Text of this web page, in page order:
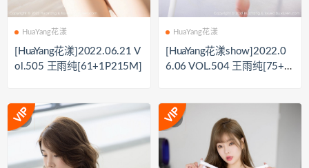
HuaYang花漾
[HuaYang花漾]2022.06.21 V
ol.505 王雨纯[61+1P215M]
HuaYang花漾
[HuaYang花漾show]2022.0
6.06 VOL.504 王雨纯[75+1